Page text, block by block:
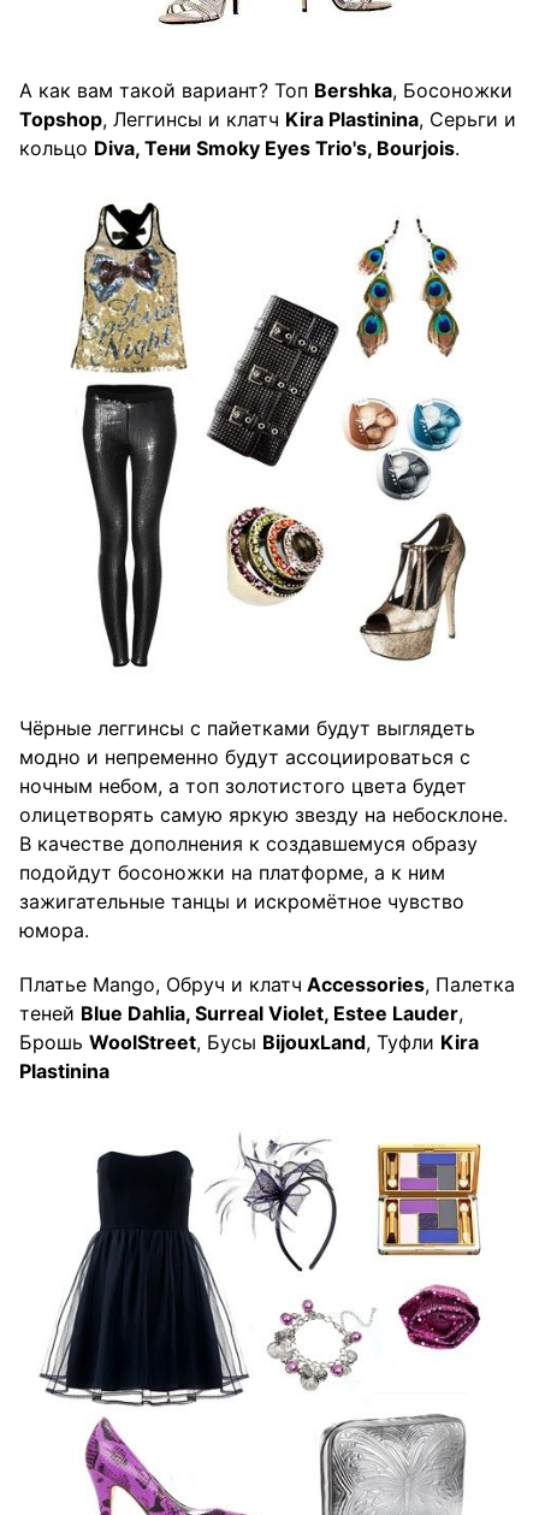
А как вам такой вариант? Топ Bershka, Босоножки
Topshop, Леггинсы и клатч Kira Plastinina, Серьги и
кольцо Diva, Тени Smoky Eyes Trio's, Bourjois.
Чёрные леггинсы с пайетками будут выглядеть
модно и непременно будут ассоциироваться с
ночным небом, а топ золотистого цвета будет
олицетворять самую яркую звезду на небосклоне.
В качестве дополнения к создавшемуся образу
подойдут босоножки на платформе, а к ним
зажигательные танцы и искромётное чувство
юмора.
Платье Mango, Обруч и клатч Accessories, Палетка
теней Blue Dahlia, Surreal Violet, Estee Lauder,
Брошь WoolStreet, Бусы BijouxLand, Туфли Kira
Plastinina